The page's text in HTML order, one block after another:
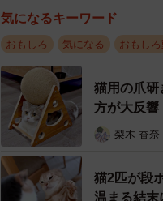
気になるキーワード
おもしろ 気になる おもし
猫用の爪
方が大反
梨木 香奈
猫2匹が段
温まる結末